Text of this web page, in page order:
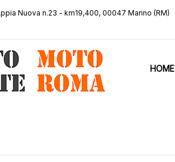
Nuova n.23 - km19,400, 00047 Marino (RM)
HOME